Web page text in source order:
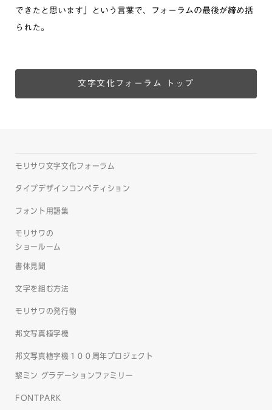
できたと思います」という言葉で、フォーラムの最後が締め括
られた。
文字文化フォーラム トップ
モリサワ文字文化フォーラム
タイプデザインコンペティション
フォント用語集
モリサワの
ショールーム
書体見聞
文字を組む方法
モリサワの発行物
邦文写真植字機
邦文写真植字機１００周年プロジェクト
黎ミン グラデーションファミリー
FONTPARK